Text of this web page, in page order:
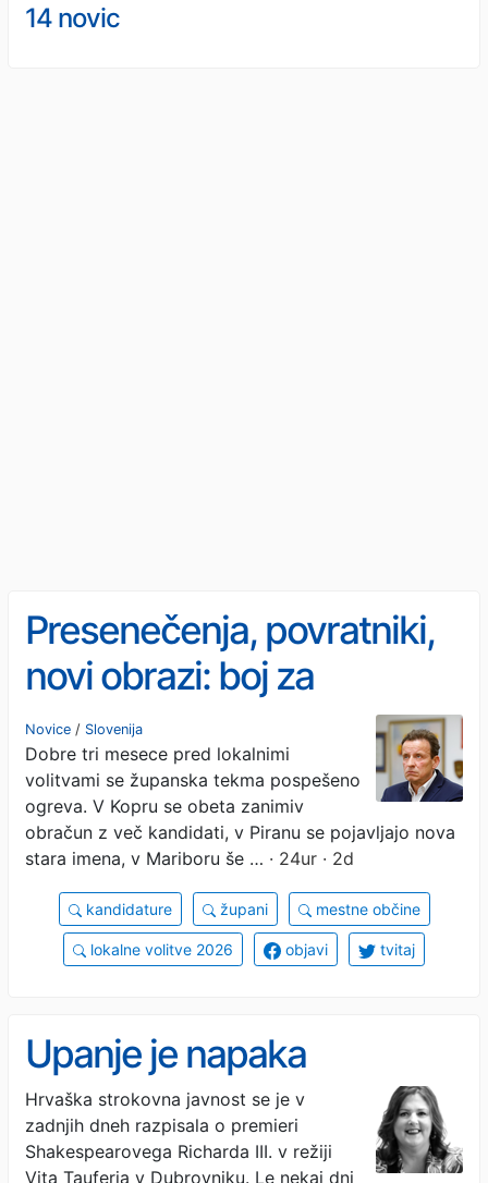
14 novic
Presenečenja, povratniki,
novi obrazi: boj za
županski stolček
Novice / Slovenija
Dobre tri mesece pred lokalnimi
volitvami se županska tekma pospešeno
ogreva. V Kopru se obeta zanimiv
obračun z več kandidati, v Piranu se pojavljajo nova
stara imena, v Mariboru še … · 24ur · 2d
kandidature župani mestne občine
lokalne volitve 2026 objavi tvitaj
Upanje je napaka
Hrvaška strokovna javnost se je v
zadnjih dneh razpisala o premieri
Shakespearovega Richarda III. v režiji
Vita Tauferja v Dubrovniku. Le nekaj dni